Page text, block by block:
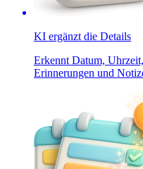
KI ergänzt die Details
Erkennt Datum,
Erinnerungen und